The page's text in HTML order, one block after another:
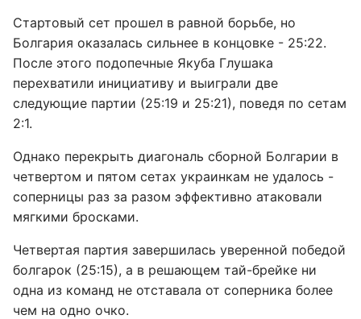
Стартовый сет прошел в равной борьбе, но
Болгария оказалась сильнее в концовке - 25:22.
После этого подопечные Якуба Глушака
перехватили инициативу и выиграли две
следующие партии (25:19 и 25:21), поведя по сетам
2:1.
Однако перекрыть диагональ сборной Болгарии в
четвертом и пятом сетах украинкам не удалось -
соперницы раз за разом эффективно атаковали
мягкими бросками.
Четвертая партия завершилась уверенной победой
болгарок (25:15), а в решающем тай-брейке ни
одна из команд не отставала от соперника более
чем на одно очко.